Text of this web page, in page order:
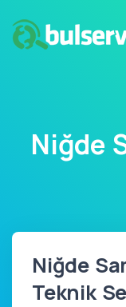
Niğde
Niğde
Teknik